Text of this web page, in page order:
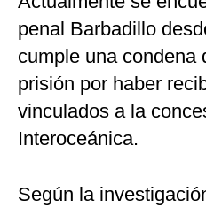
penal Barbadillo
cumple una condena
prisión por haber
vinculados a la
Interoceánica.​
Según la